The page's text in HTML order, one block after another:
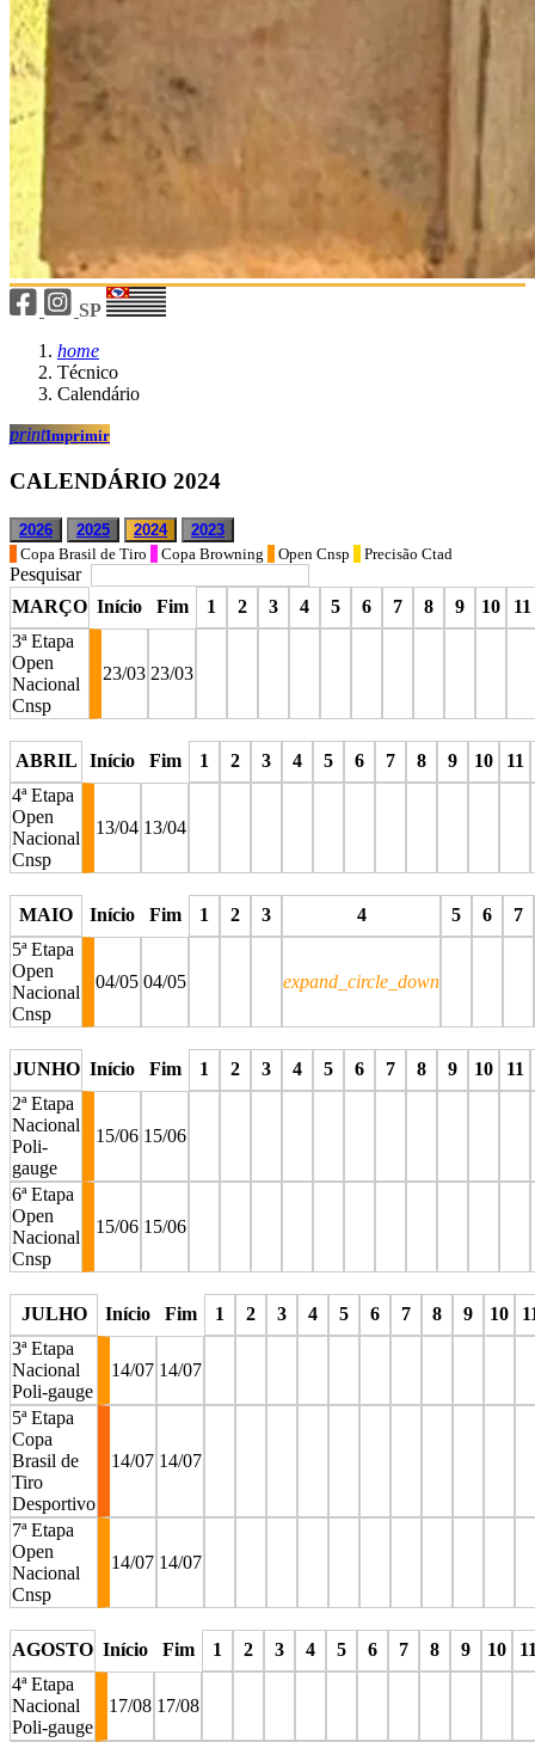
SP
home
Técnico
Calendário
printImprimir
CALENDÁRIO 2024
2026 2025 2024
2023
Copa Brasil de Tiro
Copa Browning Open Cnsp Precisão Ctad
Pesquisar
MARÇO Início Fim 1 2 3 4 5 6 7 8 9 10
11
3ª Etapa
Open
Nacional
Cnsp
23/03 23/03
ABRIL
Início Fim 1 2 3 4 5 6 7 8 9 10
11
4ª Etapa
Open
Nacional
Cnsp
13/04 13/04
MAIO
Início Fim 1 2 3 4 5 6
7
5ª Etapa
Open
Nacional
Cnsp
04/05 04/05 expand_circle_down
JUNHO Início Fim 1 2 3 4 5 6 7 8 9 10
11
2ª Etapa
Nacional
Poli-
gauge
15/06 15/06
6ª Etapa
Open
Nacional
Cnsp
15/06 15/06
JULHO
Início Fim 1 2 3 4 5 6 7 8 9 10
3ª Etapa
Nacional
Poli-gauge
14/07 14/07
5ª Etapa
Copa
Brasil de
Tiro
Desportivo
14/07 14/07
7ª Etapa
Open
Nacional
Cnsp
14/07 14/07
AGOSTO Início Fim 1 2 3 4 5 6 7 8 9 10
4ª Etapa
Nacional
Poli-gauge
17/08 17/08